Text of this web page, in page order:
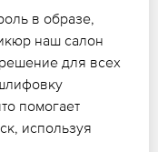
в образе,
наш салон
для всех
помогает
используя